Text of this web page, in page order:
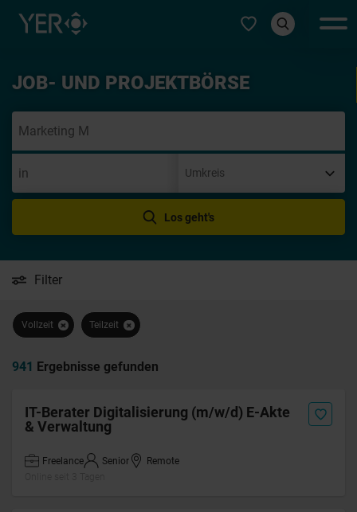
Typ auswählen
JOB- UND PROJEKTBÖRSE
Los geht's
Filter
Vollzeit Teilzeit
941 Ergebnisse gefunden
IT-Berater Digitalisierung (m/w/d) E-Akte
& Verwaltung
Freelance Senior
Remote